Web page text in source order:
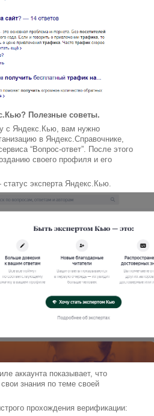
Полезные советы.
с Яндекс.Кью, вам нужно
в Яндекс.Справочнике,
“Вопрос-ответ”. После этого
своего профиля и его
эксперта Яндекс.Кью.
аккаунта показывает, что
знания по теме своей
прохождения верификации: